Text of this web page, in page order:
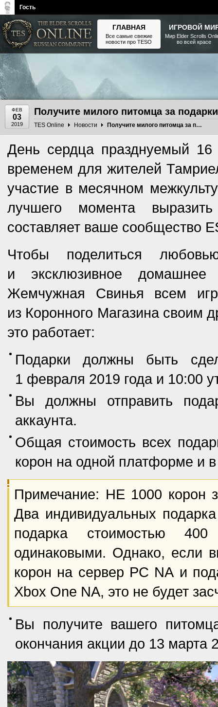
ФЕВ
03
2019
Получите милого питомца за
TES Online Новости Получите милого питомца за подарки из коронного магазина
День сердца празднуемый
временем для жителей
участие в месячном
лучшего момента
составляет ваше сообщество
Чтобы поделиться
и эксклюзивное
Жемчужная Свинья всем
из Коронного Магазина своим
это работает:
Подарки должны быть
1 февраля 2019 года и 10:00
Вы должны отправить
аккаунта.
Общая стоимость всех
корон на одной платформе и
Примечание: НЕ 1000 корон
Два индивидуальных
подарка стоимостью
одинаковыми. Однако, если
корон на сервер PC NA и
Xbox One NA, это не будет
Вы получите вашего
окончания акции до 13 марта
The Elder Scrolls, Fallout,
Bethesda Softworks - статьи,
новости, дополнения
ГЛАВНАЯ
Все самые свежие
новости про TESO
ИГРОВОЙ
Мир Elder Scrolls
во всей красе
Гость